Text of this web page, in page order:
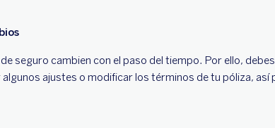
seguro cambien con el paso del tiempo. Por ello,
algunos ajustes o modificar los términos de tu póliza,